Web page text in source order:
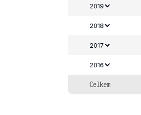
2019
2018
2017
2016
Celkem